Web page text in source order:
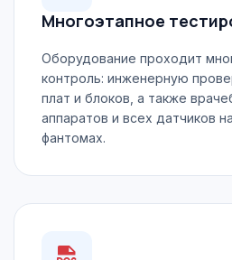
Многоэтапное
Оборудование проходит
контроль: инженерную
плат и блоков, а также
аппаратов и всех датчиков
фантомах.